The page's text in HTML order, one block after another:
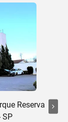
Reserva
SP